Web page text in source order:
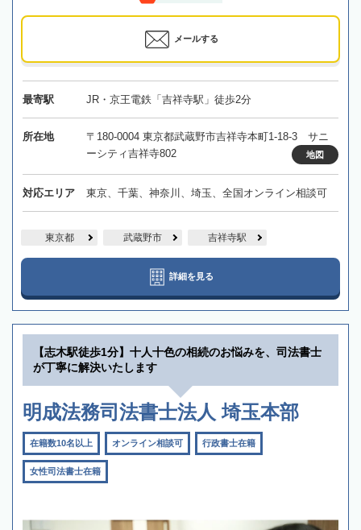
メールする
最寄駅 JR・京王電鉄「吉祥寺駅」徒歩2分
所在地
〒180-0004 東京都武蔵野市吉祥寺本町1-18-3 サニ
ーシティ吉祥寺802
地図
対応エリア 東京、千葉、神奈川、埼玉、全国オンライン相談可
東京都 武蔵野市 吉祥寺駅
詳細を見る
【志木駅徒歩1分】十人十色の相続のお悩みを、司法書士
が丁寧に解決いたします
明成法務司法書士法人 埼玉本部
在籍数10名以上 オンライン相談可 行政書士在籍
女性司法書士在籍